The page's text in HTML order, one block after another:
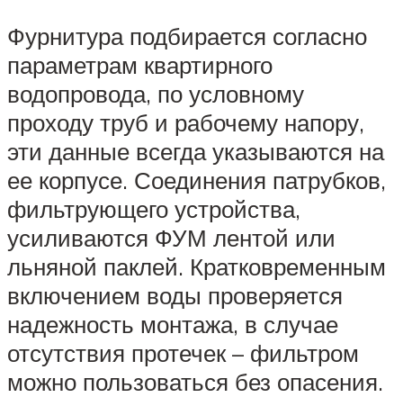
Фурнитура подбирается согласно
параметрам квартирного
водопровода, по условному
проходу труб и рабочему напору,
эти данные всегда указываются на
ее корпусе. Соединения патрубков,
фильтрующего устройства,
усиливаются ФУМ лентой или
льняной паклей. Кратковременным
включением воды проверяется
надежность монтажа, в случае
отсутствия протечек – фильтром
можно пользоваться без опасения.